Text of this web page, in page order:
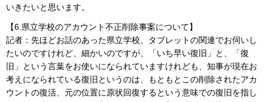
いきたいと思います。
【6.県立学校のアカウント不正削除事案について】
記者：先ほどお話のあった県立学校、タブレットの関連でお伺いし
たいのですけれど、細かいのですが、「いち早い復旧」と、「復
旧」という言葉をお使いになられていますけれども、知事が現在お
考えになられている復旧というのは、もともとこの削除されたアカ
ウントの復活、元の位置に原状回復するという意味での復旧を指し